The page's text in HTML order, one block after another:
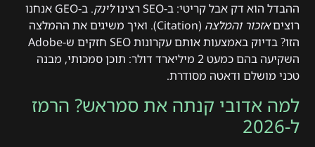
ההבדל הוא דק אבל קריטי: ב-SEO רצינו
לינק
. ב-GEO אנחנו
רוציםאזכור והמלצה
(Citation). ואיך משיגים את ההמלצה
הזו? בדיוק באמצעות אותם עקרונות SEO חזקים ש-Adobe
השקיעה בהם כמעט 2 מיליארד דולר: תוכן סמכותי, מבנה
טכני מושלם ודאטה מסודרת.
למה אדובי קנתה את סמראש? הרמז
ל-2026